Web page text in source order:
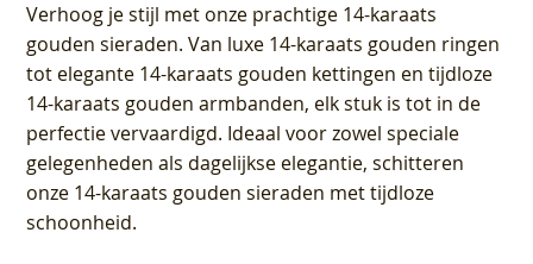
Verhoog je stijl met onze prachtige 14-karaats
gouden sieraden. Van luxe 14-karaats gouden ringen
tot elegante 14-karaats gouden kettingen en tijdloze
14-karaats gouden armbanden, elk stuk is tot in de
perfectie vervaardigd. Ideaal voor zowel speciale
gelegenheden als dagelijkse elegantie, schitteren
onze 14-karaats gouden sieraden met tijdloze
schoonheid.